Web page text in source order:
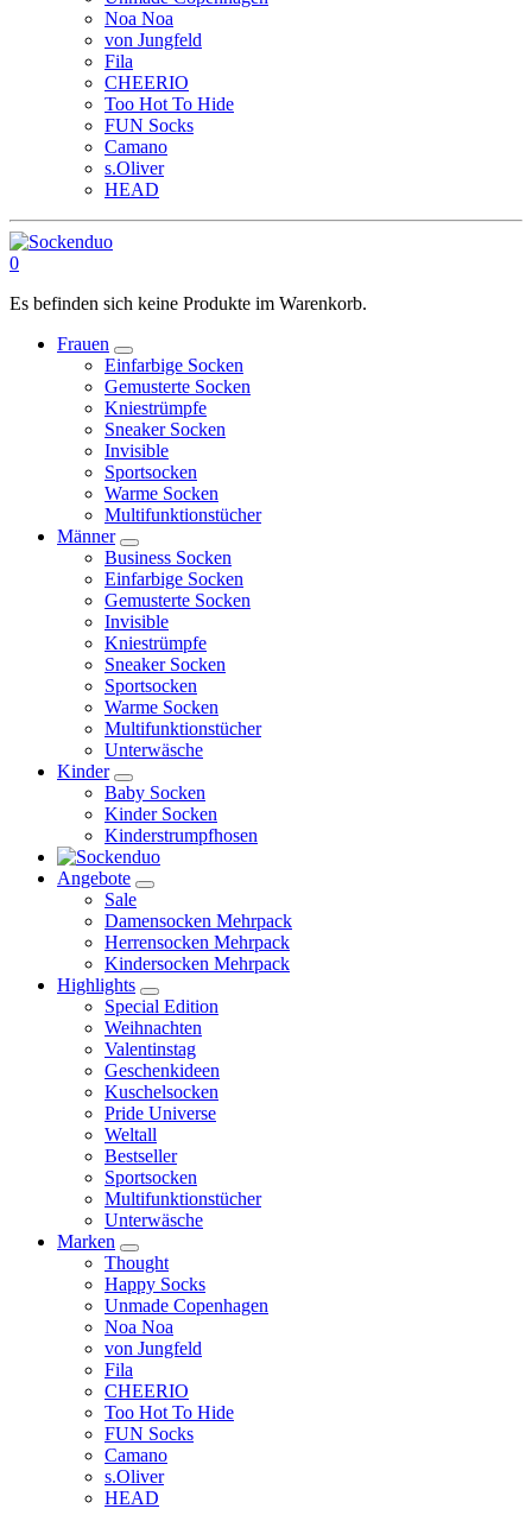
Noa Noa
von Jungfeld
Fila
CHEERIO
Too Hot To Hide
FUN Socks
Camano
s.Oliver
HEAD
0
Es befinden sich keine Produkte im Warenkorb.
Frauen
Einfarbige Socken
Gemusterte Socken
Kniestrümpfe
Sneaker Socken
Invisible
Sportsocken
Warme Socken
Multifunktionstücher
Männer
Business Socken
Einfarbige Socken
Gemusterte Socken
Invisible
Kniestrümpfe
Sneaker Socken
Sportsocken
Warme Socken
Multifunktionstücher
Unterwäsche
Kinder
Baby Socken
Kinder Socken
Kinderstrumpfhosen
Angebote
Sale
Damensocken Mehrpack
Herrensocken Mehrpack
Kindersocken Mehrpack
Highlights
Special Edition
Weihnachten
Valentinstag
Geschenkideen
Kuschelsocken
Pride Universe
Weltall
Bestseller
Sportsocken
Multifunktionstücher
Unterwäsche
Marken
Thought
Happy Socks
Unmade Copenhagen
Noa Noa
von Jungfeld
Fila
CHEERIO
Too Hot To Hide
FUN Socks
Camano
s.Oliver
HEAD